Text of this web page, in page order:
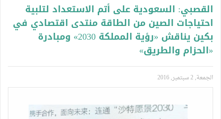
القصبي: السعودية على أتم الاستعداد لتلبية
احتياجات الصين من الطاقة منتدى اقتصادي في
بكين يناقش «رؤية المملكة 2030» ومبادرة
«الحزام والطريق»
الجمعة, 2 سبتمبر, 2016